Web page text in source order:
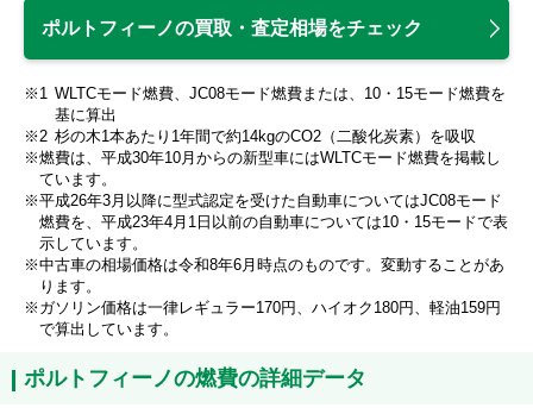
ポルトフィーノの買取・査定相場をチェック
WLTCモード燃費、JC08モード燃費または、10・15モード燃費を
基に算出
杉の木1本あたり1年間で約14kgのCO2（二酸化炭素）を吸収
燃費は、平成30年10月からの新型車にはWLTCモード燃費を掲載し
ています。
平成26年3月以降に型式認定を受けた自動車についてはJC08モード
燃費を、平成23年4月1日以前の自動車については10・15モードで表
示しています。
中古車の相場価格は令和8年6月時点のものです。変動することがあ
ります。
ガソリン価格は一律レギュラー170円、ハイオク180円、軽油159円
で算出しています。
ポルトフィーノの燃費の詳細データ